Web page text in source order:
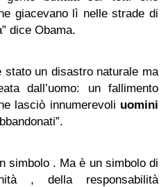
giacevano lì nelle strade di
dice Obama.
stato un disastro naturale ma
dall’uomo: un fallimento
lasciò innumerevoli uomini
simbolo . Ma è un simbolo di
, della responsabilità